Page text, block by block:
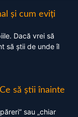
și cum eviți
Dacă vrei să
să știi de unde îl
să știi înainte
sau „chiar